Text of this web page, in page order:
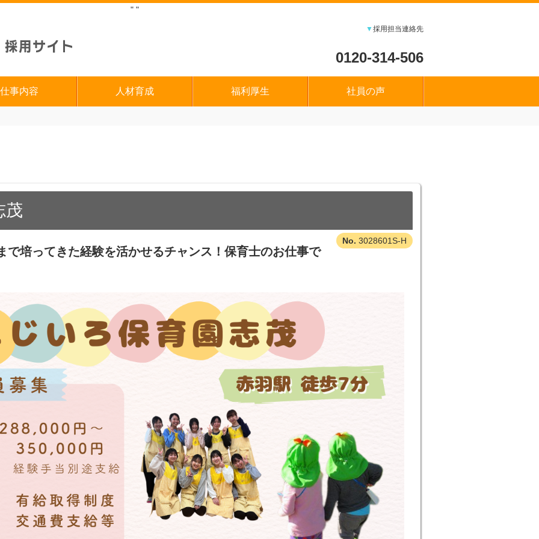
" "
▼採用担当連絡先
0120-314-506
仕事内容 人材育成 福利厚生 社員の声
茂
3028601S-H
で培ってきた経験を活かせるチャンス！保育士のお仕事で